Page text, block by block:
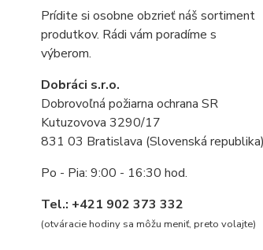
Prídite si osobne obzrieť náš sortiment
produtkov. Rádi vám poradíme s
výberom.
Dobráci s.r.o.
Dobrovoľná požiarna ochrana SR
Kutuzovova 3290/17
831 03 Bratislava (Slovenská republika)
Po - Pia: 9:00 - 16:30 hod.
Tel.: +421 902 373 332
(otváracie hodiny sa môžu meniť, preto volajte)